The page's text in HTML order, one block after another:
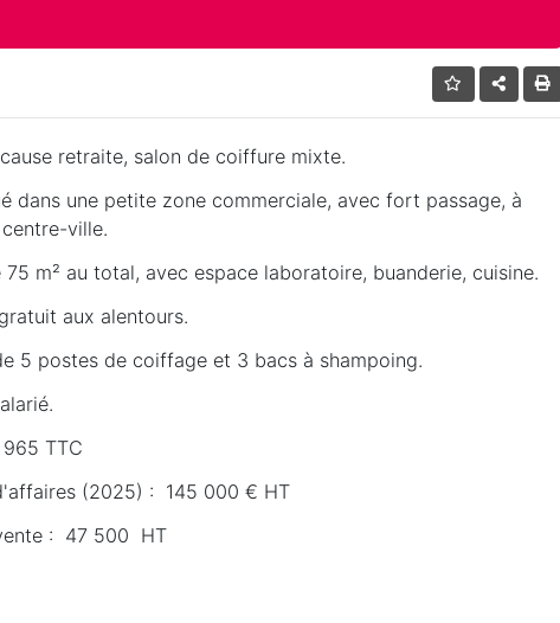
retraite, salon de coiffure mixte.
dans une petite zone commerciale, avec fort passage, à
ville.
75 m² au total, avec espace laboratoire, buanderie, cuisine.
aux alentours.
5 postes de coiffage et 3 bacs à shampoing.
TTC
(2025) : 145 000 € HT
: 47 500 HT